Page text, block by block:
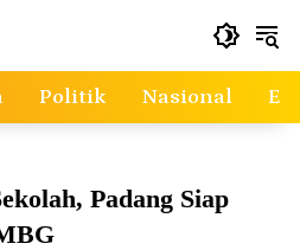
Politik Nasional
Padang Siap